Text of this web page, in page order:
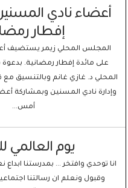
أعضاء نادي
إفطار
المجلس المحلي زيمر يستضيف
على مائدة إفطار رمضانية.
المحلي د. غازي غانم وبالتنسيق مع
وإدارة نادي المسنين وبمشاركة
أمس...
يوم العالمي
انا توحدي وافتخر … بمدرستنا ابداع
وقبول ونعلم ان رسالتنا